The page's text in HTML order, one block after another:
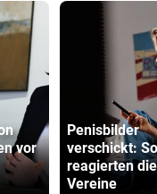
vor
Penisbilder
verschickt: So
reagierten die
Vereine